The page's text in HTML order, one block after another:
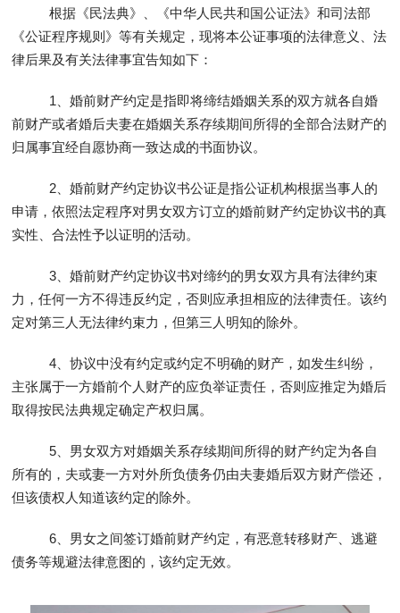
根据《民法典》、《中华人民共和国公证法》和司法部
《公证程序规则》等有关规定，现将本公证事项的法律意义、法
律后果及有关法律事宜告知如下：
1、婚前财产约定是指即将缔结婚姻关系的双方就各自婚
前财产或者婚后夫妻在婚姻关系存续期间所得的全部合法财产的
归属事宜经自愿协商一致达成的书面协议。
2、婚前财产约定协议书公证是指公证机构根据当事人的
申请，依照法定程序对男女双方订立的婚前财产约定协议书的真
实性、合法性予以证明的活动。
3、婚前财产约定协议书对缔约的男女双方具有法律约束
力，任何一方不得违反约定，否则应承担相应的法律责任。该约
定对第三人无法律约束力，但第三人明知的除外。
4、协议中没有约定或约定不明确的财产，如发生纠纷，
主张属于一方婚前个人财产的应负举证责任，否则应推定为婚后
取得按民法典规定确定产权归属。
5、男女双方对婚姻关系存续期间所得的财产约定为各自
所有的，夫或妻一方对外所负债务仍由夫妻婚后双方财产偿还，
但该债权人知道该约定的除外。
6、男女之间签订婚前财产约定，有恶意转移财产、逃避
债务等规避法律意图的，该约定无效。